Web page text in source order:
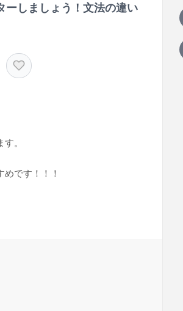
ーしましょう！文法の違い
。
です！！！